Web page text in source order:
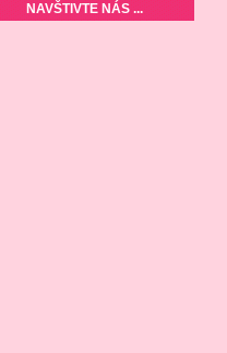
NAVŠTIVTE NÁS ...